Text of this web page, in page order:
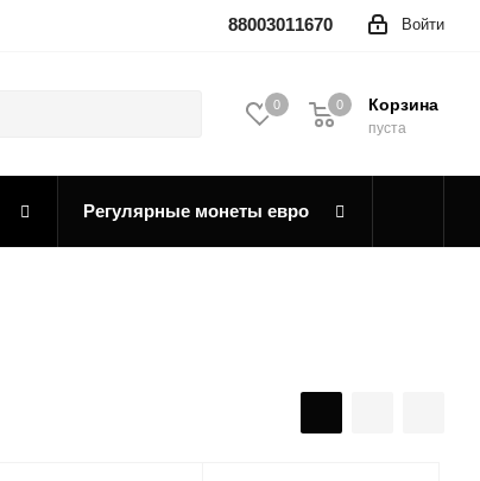
Войти
88003011670
0 Корзина
0
пуста
0
Регулярные монеты евро